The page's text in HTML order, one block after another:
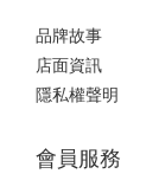
品牌故事
店面資訊
隱私權聲明
會員服務